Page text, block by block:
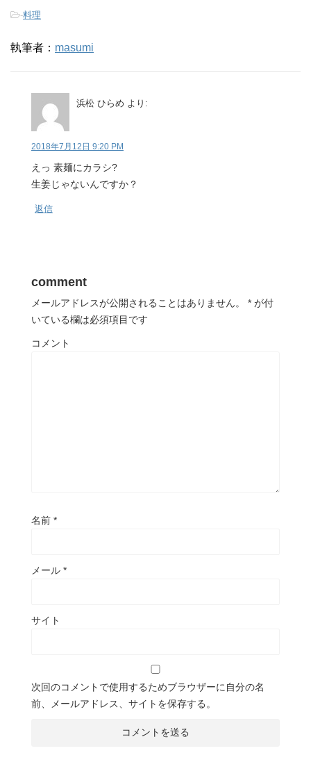
-料理
執筆者： masumi
浜松 ひらめ より:
2018年7月12日 9:20 PM
えっ 素麺にカラシ?
生姜じゃないんですか？
返信
comment
メールアドレスが公開されることはありません。 * が付
いている欄は必須項目です
コメント
名前 *
メール *
サイト
次回のコメントで使用するためブラウザーに自分の名
前、メールアドレス、サイトを保存する。